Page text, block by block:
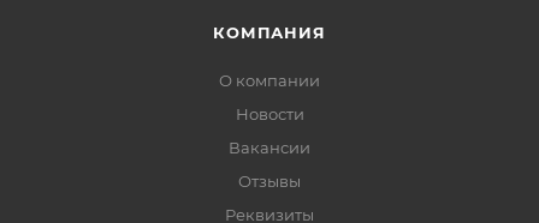
КОМПАНИЯ
О компании
Новости
Вакансии
Отзывы
Реквизиты